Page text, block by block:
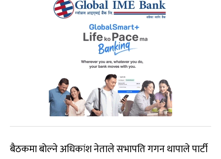
बैठकमा बोल्ने अधिकांश नेताले सभापति गगन थापाले पार्टी